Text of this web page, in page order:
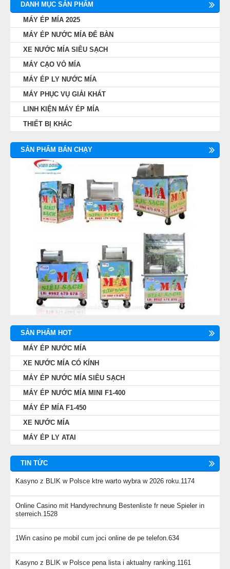
DANH MỤC SẢN PHẨM
MÁY ÉP MÍA 2025
MÁY ÉP NƯỚC MÍA ĐỂ BÀN
XE NƯỚC MÍA SIÊU SẠCH
MÁY CẠO VỎ MÍA
MÁY ÉP LY NƯỚC MÍA
MÁY PHỤC VỤ GIẢI KHÁT
LINH KIỆN MÁY ÉP MÍA
THIẾT BỊ KHÁC
SẢN PHẨM BÁN CHẠY
SẢN PHẨM HOT
MÁY ÉP NƯỚC MÍA
XE NƯỚC MÍA CÓ KÍNH
MÁY ÉP NƯỚC MÍA SIÊU SẠCH
MÁY ÉP NƯỚC MÍA MINI F1-400
MÁY ÉP MÍA F1-450
XE NƯỚC MÍA
MÁY ÉP LY ATAI
TIN TỨC
Kasyno z BLIK w Polsce ktre warto wybra w 2026 roku.1174
Online Casino mit Handyrechnung Bestenliste fr neue Spieler in
sterreich.1528
1Win casino pe mobil cum joci online de pe telefon.634
Kasyno z BLIK w Polsce pena lista i aktualny ranking.1161